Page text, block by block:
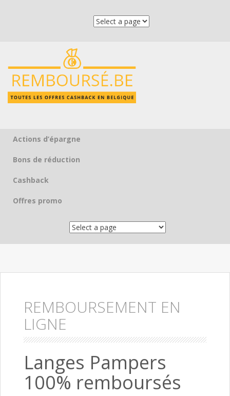
Skip to content
Actions d’épargne
Bons de réduction
Cashback
Offres promo
REMBOURSEMENT EN
LIGNE
Langes Pampers
100% remboursés